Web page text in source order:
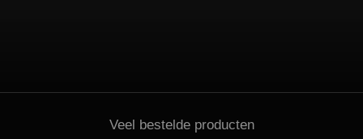
Veel bestelde producten